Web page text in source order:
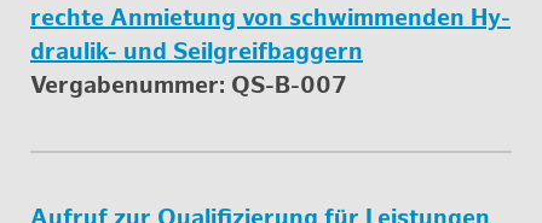
rech­te An­mie­tung von schwim­men­den Hy­
drau­lik- und Seil­g­reif­bag­gern
Ver­ga­be­num­mer: QS-B-007